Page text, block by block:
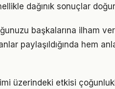
dağınık sonuçlar
başkalarına ilham
paylaşıldığında hem
üzerindeki etkisi